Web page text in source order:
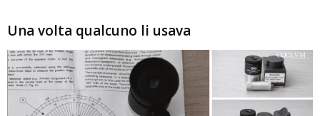
Una volta qualcuno li usava